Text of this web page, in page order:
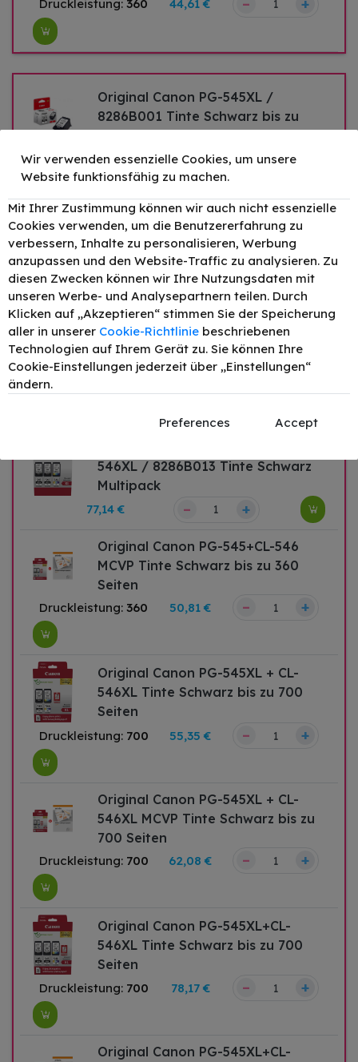
Druckleistung: 360 44,61 €
Original Canon PG-545XL /
8286B001 Tinte Schwarz bis zu
400 Seiten 15ml
Druckleistung:400 27,32 € –
Original Canon CL-546XL /
8288B001 Tinte Color bis zu 300
Seiten 13ml Tri-Color
Druckleistung:300 27,84 € – +
Original Canon PGI-545XL CL-
546XL / 8286B006 Tinte Multicolor
546XL / 8286B013 Tinte Schwarz
Multipack
77,14 € – +
Original Canon PG-545+CL-546
MCVP Tinte Schwarz bis zu 360
Seiten
Druckleistung: 360 50,81 € – +
Original Canon PG-545XL + CL-
546XL Tinte Schwarz bis zu 700
Seiten
Druckleistung: 700 55,35 € – +
Original Canon PG-545XL + CL-
546XL MCVP Tinte Schwarz bis zu
700 Seiten
Druckleistung: 700 62,08 € – +
Original Canon PG-545XL+CL-
546XL Tinte Schwarz bis zu 700
Seiten
Druckleistung: 700 78,17 € – +
Original Canon PG-545XL+CL-
Wir verwenden essenzielle Cookies, um unsere
Website funktionsfähig zu machen.
Mit Ihrer Zustimmung können wir auch nicht essenzielle
Cookies verwenden, um die Benutzererfahrung zu
verbessern, Inhalte zu personalisieren, Werbung
anzupassen und den Website-Traffic zu analysieren. Zu
diesen Zwecken können wir Ihre Nutzungsdaten mit
unseren Werbe- und Analysepartnern teilen. Durch
Klicken auf „Akzeptieren“ stimmen Sie der Speicherung
aller in unserer Cookie-Richtlinie beschriebenen
Technologien auf Ihrem Gerät zu. Sie können Ihre
Cookie-Einstellungen jederzeit über „Einstellungen“
ändern.
Preferences Accept